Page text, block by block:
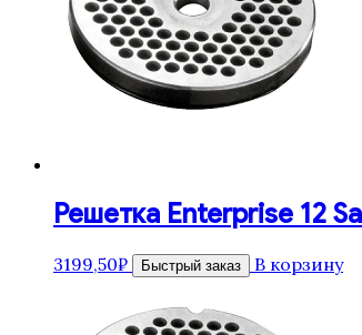
Решетка Enterprise 12
3199,50₽ Быстрый заказ В корзину